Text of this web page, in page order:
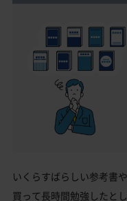
いくらすばらしい参考書
買って長時間勉強したと